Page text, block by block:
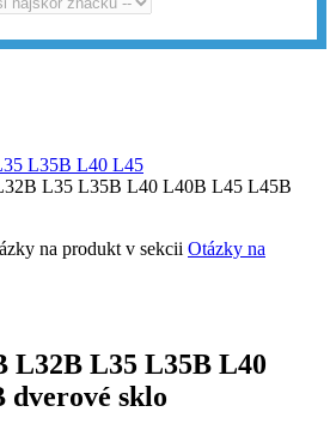
L35B L40 L45
L35 L35B L40 L40B L45 L45B
na produkt v sekcii Otázky na
L32B L35 L35B L40
dverové sklo